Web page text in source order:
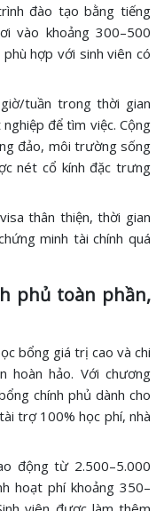
đào tạo bằng tiếng
vào khoảng 300–500
hợp với sinh viên có
tuần trong thời gian
để tìm việc. Cộng
đảo, môi trường sống
nét cổ kính đặc trưng
thân thiện, thời gian
minh tài chính quá
phủ toàn phần,
bổng giá trị cao và chi
hoàn hảo. Với chương
chính phủ dành cho
trợ 100% học phí, nhà
động từ 2.500–5.000
hoạt phí khoảng 350–